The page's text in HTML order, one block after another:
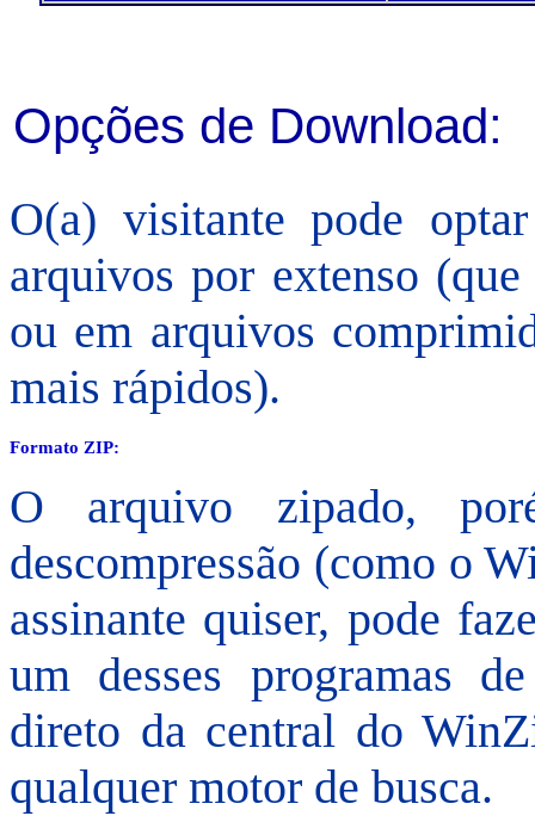
Opções de Download:
O(a) visitante pode
arquivos por extenso
ou em arquivos
mais rápidos).
Formato ZIP:
O arquivo zipado,
descompressão (como o
assinante quiser, pode
um desses programas
direto da central do
qualquer motor de busca.